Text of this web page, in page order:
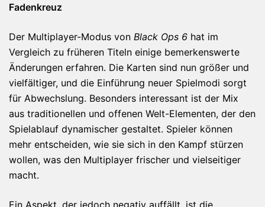
Fadenkreuz
Der Multiplayer-Modus von Black Ops 6 hat im
Vergleich zu früheren Titeln einige bemerkenswerte
Änderungen erfahren. Die Karten sind nun größer und
vielfältiger, und die Einführung neuer Spielmodi sorgt
für Abwechslung. Besonders interessant ist der Mix
aus traditionellen und offenen Welt-Elementen, der den
Spielablauf dynamischer gestaltet. Spieler können
mehr entscheiden, wie sie sich in den Kampf stürzen
wollen, was den Multiplayer frischer und vielseitiger
macht.
Ein Aspekt, der jedoch negativ auffällt, ist die